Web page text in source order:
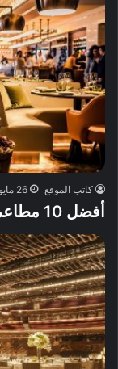
كاتب الموقع 26 مايو, 2018
أفضل 10 مطاعم في دبي خلال رمضان 2018